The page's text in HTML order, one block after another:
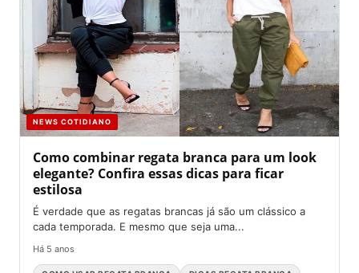
NEWS COTIDIANO
Como combinar regata branca para um look
elegante? Confira essas dicas para ficar
estilosa
É verdade que as regatas brancas já são um clássico a
cada temporada. E mesmo que seja uma...
Há 5 anos